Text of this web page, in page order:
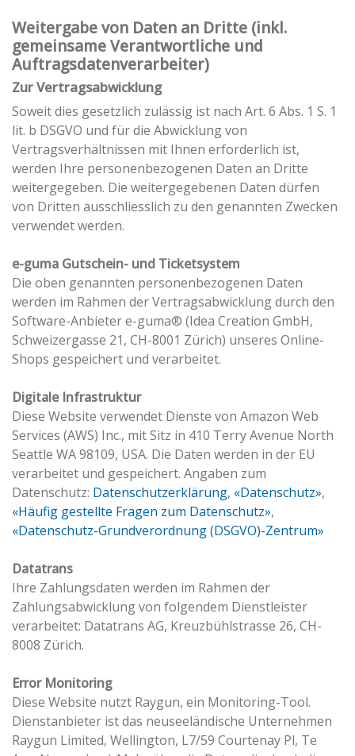
Weitergabe von Daten an Dritte (inkl.
gemeinsame Verantwortliche und
Auftragsdatenverarbeiter)
Zur Vertragsabwicklung
Soweit dies gesetzlich zulässig ist nach Art. 6 Abs. 1 S. 1
lit. b DSGVO und für die Abwicklung von
Vertragsverhältnissen mit Ihnen erforderlich ist,
werden Ihre personenbezogenen Daten an Dritte
weitergegeben. Die weitergegebenen Daten dürfen
von Dritten ausschliesslich zu den genannten Zwecken
verwendet werden.
e-guma Gutschein- und Ticketsystem
Die oben genannten personenbezogenen Daten
werden im Rahmen der Vertragsabwicklung durch den
Software-Anbieter e-guma® (Idea Creation GmbH,
Schweizergasse 21, CH-8001 Zürich) unseres Online-
Shops gespeichert und verarbeitet.
Digitale Infrastruktur
Diese Website verwendet Dienste von Amazon Web
Services (AWS) Inc., mit Sitz in 410 Terry Avenue North
Seattle WA 98109, USA. Die Daten werden in der EU
verarbeitet und gespeichert. Angaben zum
Datenschutz: Datenschutzerklärung, «Datenschutz»,
«Häufig gestellte Fragen zum Datenschutz»,
«Datenschutz-Grundverordnung (DSGVO)-Zentrum»
Datatrans
Ihre Zahlungsdaten werden im Rahmen der
Zahlungsabwicklung von folgendem Dienstleister
verarbeitet: Datatrans AG, Kreuzbühlstrasse 26, CH-
8008 Zürich.
Error Monitoring
Diese Website nutzt Raygun, ein Monitoring-Tool.
Dienstanbieter ist das neuseeländische Unternehmen
Raygun Limited, Wellington, L7/59 Courtenay Pl, Te